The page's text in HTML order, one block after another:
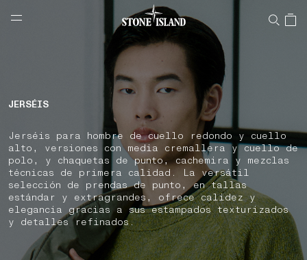
NAVIGATION.ARIA.GOTOMAINCONTENT
LABEL.SHOPPINGCOUNTRY ESPAÑA
JERSÉIS
Jerséis para hombre de cuello redondo y cuello
alto, versiones con media cremallera y cuello de
polo, y chaquetas de punto, cachemira y mezclas
técnicas de primera calidad. La versátil
selección de prendas de punto, en tallas
estándar y extragrandes, ofrece calidez y
elegancia gracias a sus estampados texturizados
y detalles refinados.